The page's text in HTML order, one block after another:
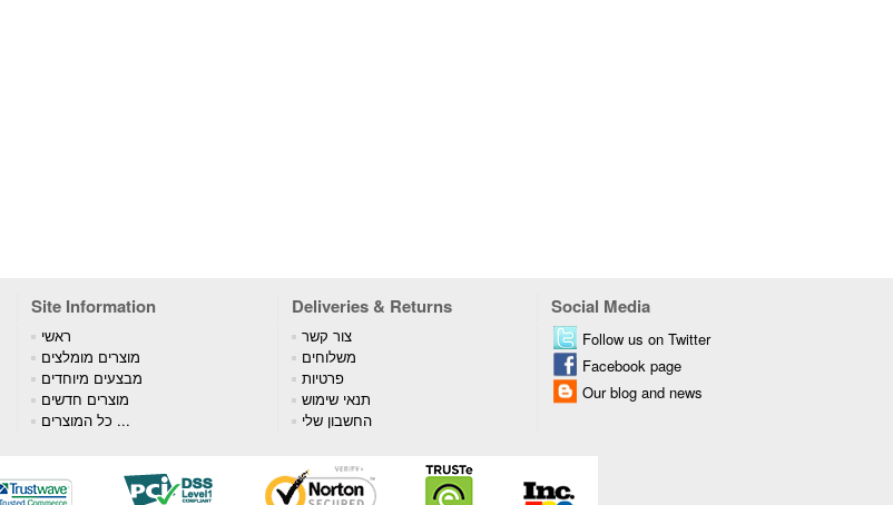
Site Information Deliveries & Returns Social Media
ראשי
מוצרים מומלצים
מבצעים מיוחדים
מוצרים חדשים
כל המוצרים ...
צור קשר
משלוחים
פרטיות
תנאי שימוש
החשבון שלי
Follow us on Twitter
Facebook page
Our blog and news